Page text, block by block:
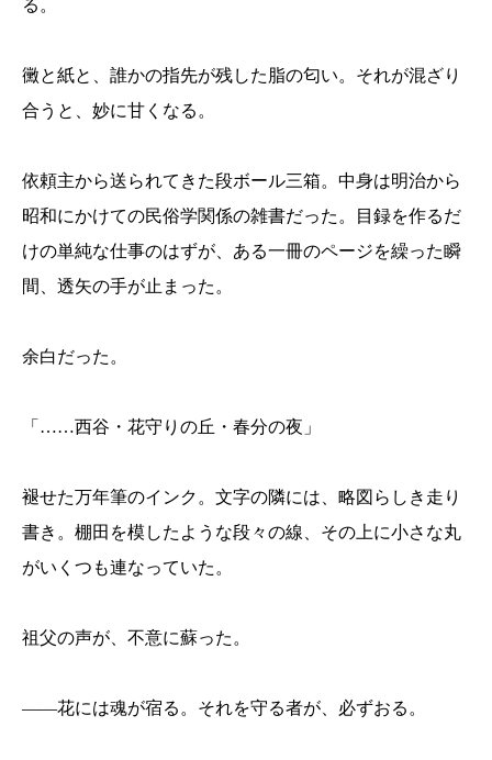
る。
黴と紙と、誰かの指先が残した脂の匂い。それが混ざり
合うと、妙に甘くなる。
依頼主から送られてきた段ボール三箱。中身は明治から
昭和にかけての民俗学関係の雑書だった。目録を作るだ
けの単純な仕事のはずが、ある一冊のページを繰った瞬
間、透矢の手が止まった。
余白だった。
「……西谷・花守りの丘・春分の夜」
褪せた万年筆のインク。文字の隣には、略図らしき走り
書き。棚田を模したような段々の線、その上に小さな丸
がいくつも連なっていた。
祖父の声が、不意に蘇った。
――花には魂が宿る。それを守る者が、必ずおる。